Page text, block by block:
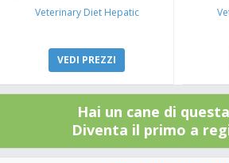
Veterinary Diet Hepatic
VEDI PREZZI
Hai un cane di
Diventa il primo a